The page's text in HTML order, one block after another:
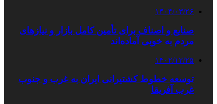
۱۴۰۴/۰۳/۲۶
صنایع و اصناف برای تأمین کامل بازار و نیازهای
مردم به خوبی آماده‌اند
۱۴۰۲/۱۲/۲۵
توسعه خطوط کشتیرانی ایران به غرب و جنوب
غرب آفریقا